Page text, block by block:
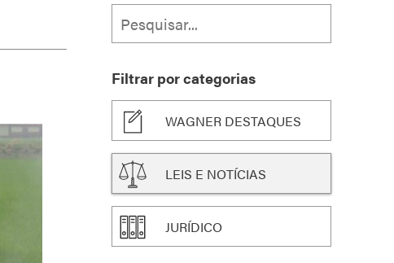
Filtrar por categorias
WAGNER DESTAQUES
LEIS E NOTÍCIAS
JURÍDICO